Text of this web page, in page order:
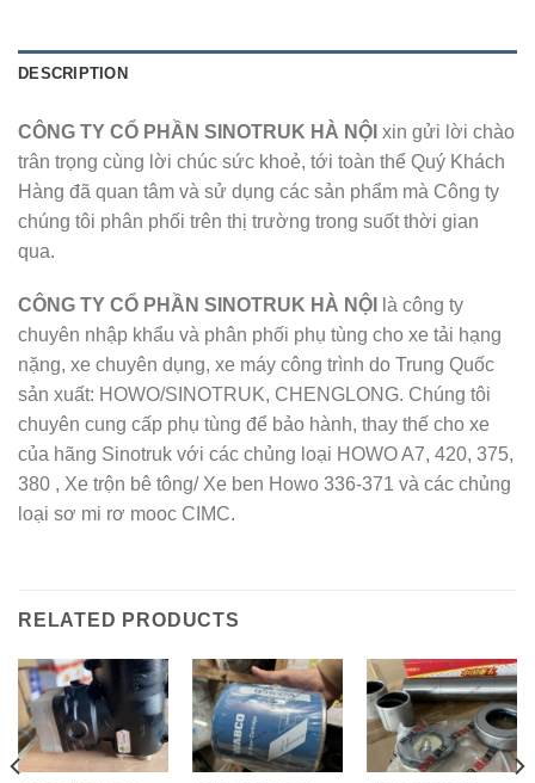
DESCRIPTION
CÔNG TY CỔ PHẦN SINOTRUK HÀ NỘI xin gửi lời chào
trân trọng cùng lời chúc sức khoẻ, tới toàn thể Quý Khách
Hàng đã quan tâm và sử dụng các sản phẩm mà Công ty
chúng tôi phân phối trên thị trường trong suốt thời gian
qua.
CÔNG TY CỔ PHẦN SINOTRUK HÀ NỘI
là công ty
chuyên nhập khẩu và phân phối phụ tùng cho xe tải hạng
nặng, xe chuyên dụng, xe máy công trình do Trung Quốc
sản xuất: HOWO/SINOTRUK, CHENGLONG. Chúng tôi
chuyên cung cấp phụ tùng để bảo hành, thay thế cho xe
của hãng Sinotruk với các chủng loại HOWO A7, 420, 375,
380 , Xe trộn bê tông/ Xe ben Howo 336-371 và các chủng
loại sơ mi rơ mooc CIMC.
RELATED PRODUCTS